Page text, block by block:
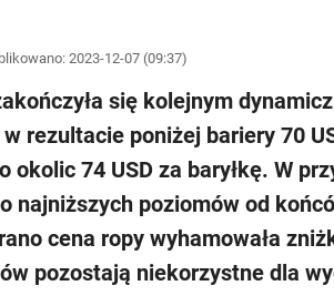
2023-12-07 (09:37)
się kolejnym
rezultacie poniżej bariery 70
74 USD za baryłkę. W
najniższych poziomów od
cena ropy wyhamowała
pozostają niekorzystne dla